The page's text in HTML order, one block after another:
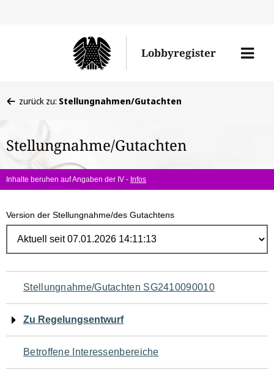
Lobbyregister
Menü
befinden
hier:
zurück zu: Stellungnahmen/Gutachten
Stellungnahme/Gutachten
Inhalte beruhen auf Angaben der IV - Infos
Version der Stellungnahme/des Gutachtens
Navigation
für
den
Seiteninhalt
Stellungnahme/Gutachten SG2410090010
Zu Regelungsentwurf
Betroffene Interessenbereiche